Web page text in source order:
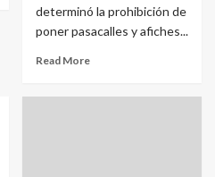
determinó la prohibición de
poner pasacalles y afiches...
Read More